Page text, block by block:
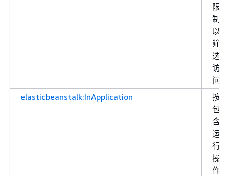
限
制
以
筛
选
访
问
elasticbeanstalk:InApplication
按
包
含
运
行
操
作